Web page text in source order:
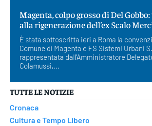
Magenta, colpo grosso di Del
alla rigenerazione dell’ex Scalo
È stata sottoscritta ieri a Roma la
Comune di Magenta e FS Sistemi Urbani
rappresentata dall’Amministratore
Colamussi,...
TUTTE LE NOTIZIE
Cronaca
Cultura e Tempo Libero